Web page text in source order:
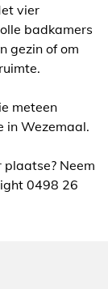
vier
badkamers
gezin of om
meteen
in Wezemaal.
Neem
0498 26